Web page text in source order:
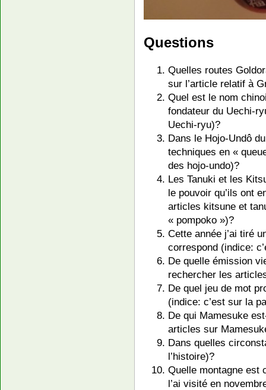
Questions
Quelles routes
sur l’article relatif à
Quel est le nom
fondateur du Uechi-
Uechi-ryu)?
Dans le Hojo-Undô
techniques en «
des hojo-undo)?
Les Tanuki et les
le pouvoir qu’ils ont
articles kitsune et
« pompoko »)?
Cette année j’ai tiré
correspond (indice:
De quelle émission
rechercher les
De quel jeu de mot
(indice: c’est sur la
De qui Mamesuke
articles sur
Dans quelles
l’histoire)?
Quelle montagne est
l’ai visité en